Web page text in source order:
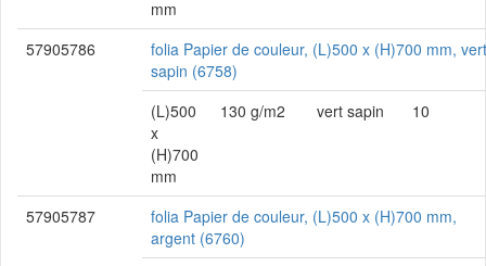
mm
57905786
folia Papier de couleur, (L)500 x (H)700 mm, vert
sapin (6758)
(L)500
x
(H)700
mm
130 g/m2 vert sapin 10
57905787
folia Papier de couleur, (L)500 x (H)700 mm,
argent (6760)